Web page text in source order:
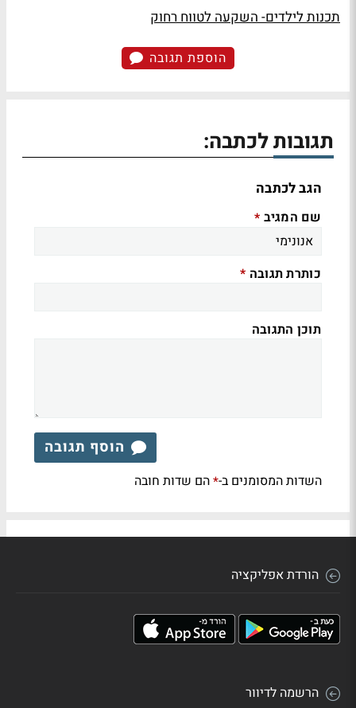
תכנות לילדים- השקעה לטווח רחוק
הוספת תגובה
תגובות לכתבה:
הגב לכתבה
שם המגיב *
כותרת תגובה *
תוכן התגובה
הוסף תגובה
השדות המסומנים ב-*הם שדות חובה
הורדת אפליקציה
הרשמה לדיוור